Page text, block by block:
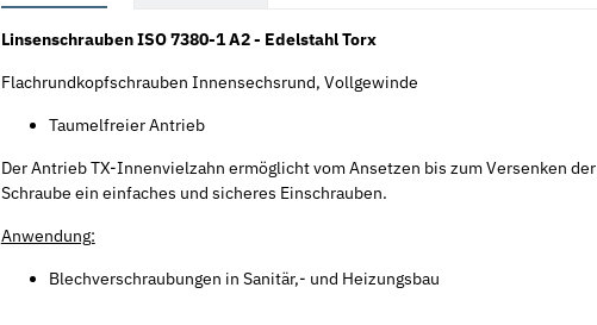
Linsenschrauben ISO 7380-1 A2 - Edelstahl Torx
Flachrundkopfschrauben Innensechsrund, Vollgewinde
Taumelfreier Antrieb
Der Antrieb TX-Innenvielzahn ermöglicht vom Ansetzen bis zum Versenken der
Schraube ein einfaches und sicheres Einschrauben.
Anwendung:
Blechverschraubungen in Sanitär,- und Heizungsbau